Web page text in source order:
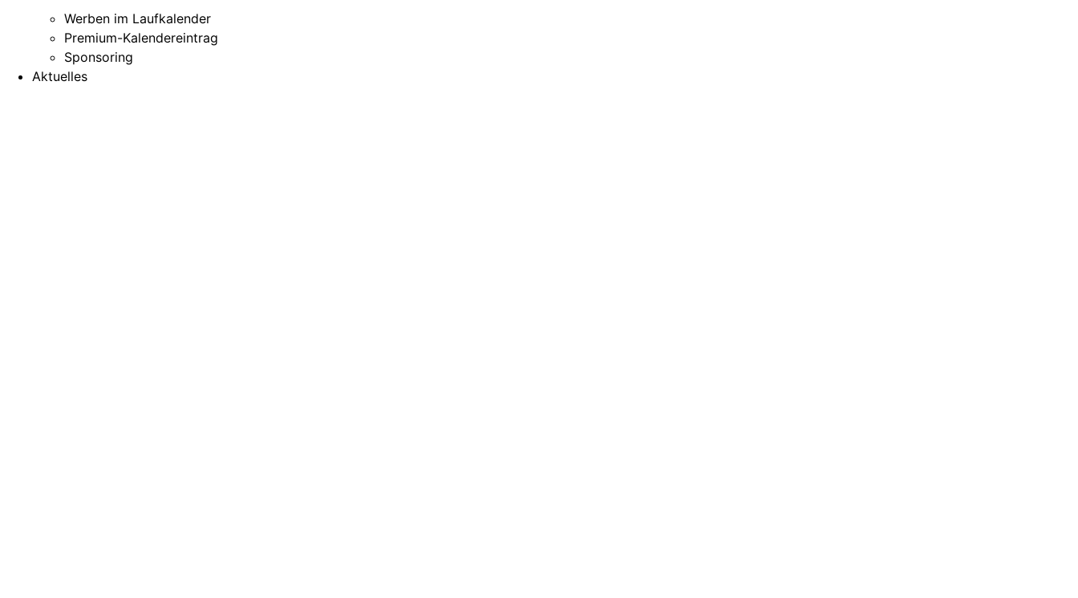
Werben im Laufkalender
Premium-Kalendereintrag
Sponsoring
Aktuelles